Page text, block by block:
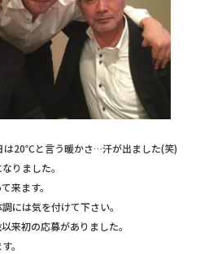
は20℃と言う暖かさ…汗が出ました(笑)
りました。
来ます。
には気を付けて下さい。
来初の応募がありました。
。